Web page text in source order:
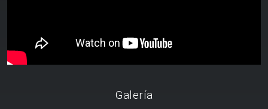
Galería